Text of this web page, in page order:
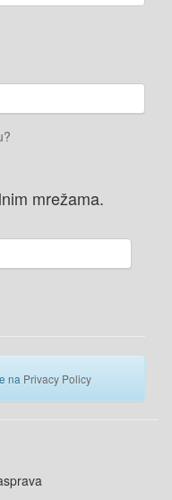
mrežama.
na Privacy Policy